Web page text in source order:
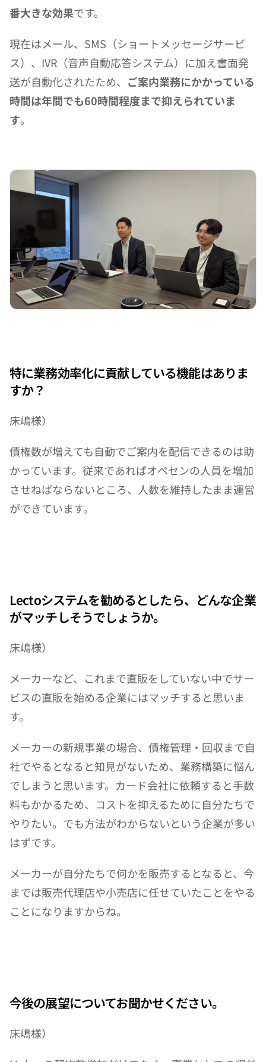
番大きな効果です。
現在はメール、SMS（ショートメッセージサービ
ス）、IVR（音声自動応答システム）に加え書面発
送が自動化されたため、 ご案内業務にかかっている
時間は年間でも60時間程度まで抑えられていま
す。
特に業務効率化に貢献している機能はありま
すか？
床嶋様）
債権数が増えても自動でご案内を配信できるのは助
かっています。従来であればオペセンの人員を増加
させねばならないところ、人数を維持したまま運営
ができています。
Lectoシステムを勧めるとしたら、どんな企業
がマッチしそうでしょうか。
床嶋様）
メーカーなど、これまで直販をしていない中でサー
ビスの直販を始める企業にはマッチすると思いま
す。
メーカーの新規事業の場合、債権管理・回収まで自
社でやるとなると知見がないため、業務構築に悩ん
でしまうと思います。カード会社に依頼すると手数
料もかかるため、コストを抑えるために自分たちで
やりたい。でも方法がわからないという企業が多い
はずです。
メーカーが自分たちで何かを販売するとなると、今
までは販売代理店や小売店に任せていたことをやる
ことになりますからね。
今後の展望についてお聞かせください。
床嶋様）